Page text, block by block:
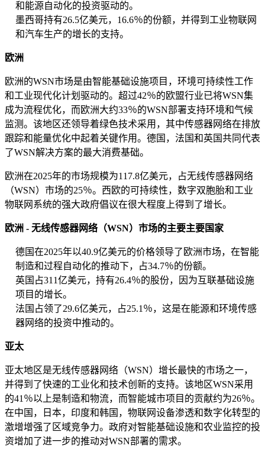
和能源自动化的投资驱动的。
墨西哥持有26.5亿美元，16.6％的份额，并得到工业物联网
和汽车生产的增长的支持。
欧洲
欧洲的WSN市场是由智能基础设施项目，环境可持续性工作
和工业现代化计划驱动的。超过42％的欧盟行业已将WSN集
成为流程优化，而欧洲大约33％的WSN部署支持环境和气候
监测。该地区还领导着绿色技术采用，其中传感器网络在排放
跟踪和能量优化中起着关键作用。德国，法国和英国共同代表
了WSN解决方案的最大消费基础。
欧洲在2025年的市场规模为117.8亿美元，占无线传感器网络
（WSN）市场的25％。西欧的可持续性，数字双胞胎和工业
物联网系统的强大政府倡议在很大程度上得到了增长。
欧洲 - 无线传感器网络（WSN）市场的主要主要国家
德国在2025年以40.9亿美元的价格领导了欧洲市场，在智能
制造和过程自动化的推动下，占34.7％的份额。
英国占311亿美元，持有26.4％的股份，因为互联基础设施
项目的增长。
法国占领了29.6亿美元，占25.1％，这是在能源和环境传感
器网络的投资中推动的。
亚太
亚太地区是无线传感器网络（WSN）增长最快的市场之一，
并得到了快速的工业化和技术创新的支持。该地区WSN采用
的41％以上是制造和物流，而智能城市项目的贡献约为26％。
在中国，日本，印度和韩国，物联网设备渗透和数字化转型的
激增增强了区域竞争力。政府对智能基础设施和农业监控的投
资增加了进一步的推动对WSN部署的需求。